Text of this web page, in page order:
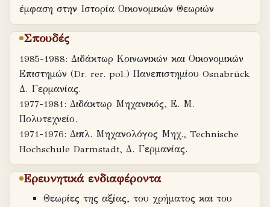
έμφαση στην Ιστορία Οικονομικών Θεωριών
Σπουδές
1985-1988: Διδάκτωρ Κοινωνικών και Οικονομικών
Επιστημών (Dr. rer. pol.) Πανεπιστημίου Osnabrück
Δ. Γερμανίας.
1977-1981: Διδάκτωρ Μηχανικός, Ε. Μ.
Πολυτεχνείο.
1971-1976: Διπλ. Μηχανολόγος Μηχ., Technische
Hochschule Darmstadt, Δ. Γερμανίας.
Ερευνητικά ενδιαφέροντα
Θεωρίες της αξίας, του χρήματος και του